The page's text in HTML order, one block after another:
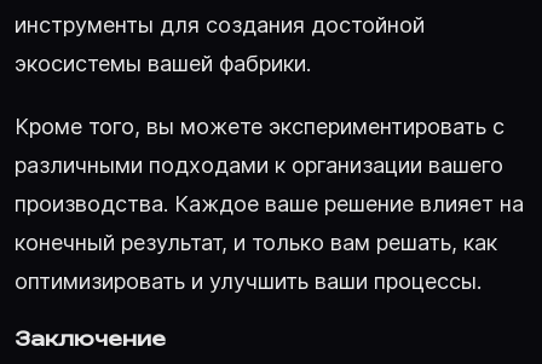
инструменты для создания достойной
экосистемы вашей фабрики.
Кроме того, вы можете экспериментировать с
различными подходами к организации вашего
производства. Каждое ваше решение влияет на
конечный результат, и только вам решать, как
оптимизировать и улучшить ваши процессы.
Заключение